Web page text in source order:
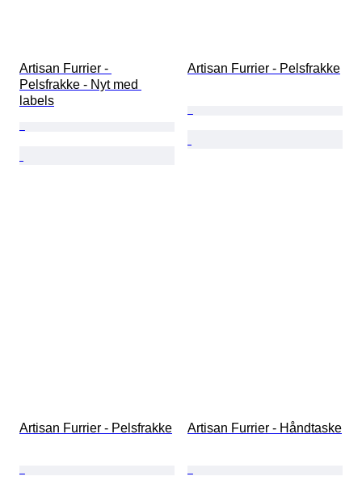
Artisan Furrier -
Pelsfrakke - Nyt med
labels
Artisan Furrier - Pelsfrakke
Artisan Furrier - Pelsfrakke Artisan Furrier - Håndtaske